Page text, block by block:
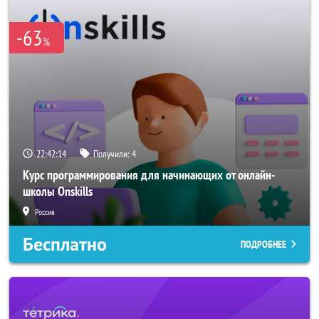
-63%
22:42:13 Получили:4
Курс программирования для начинающих от онлайн-
школы Onskills
Россия
Бесплатно ПОДРОБНЕЕ